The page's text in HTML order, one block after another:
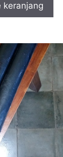
keranjang